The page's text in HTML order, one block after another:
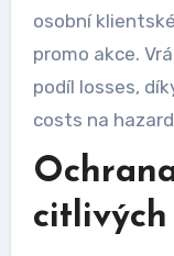
osobní
promo akce.
podíl losses,
costs na